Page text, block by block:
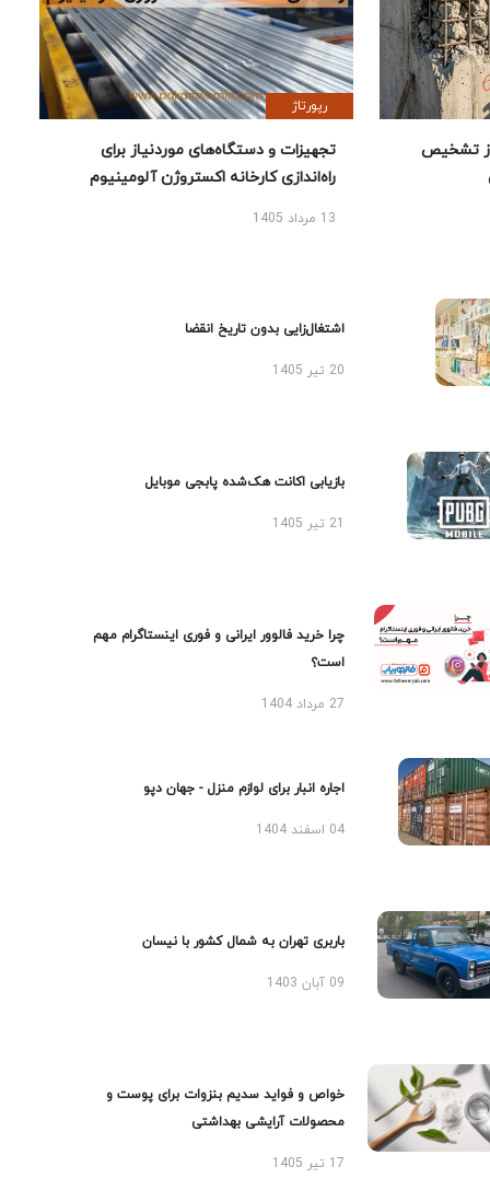
تشخیص
رپورتاژ
تجهیزات و دستگاه‌های موردنیاز برای
راه‌اندازی کارخانه اکستروژن آلومینیوم
13 مرداد 1405
اشتغال‌زایی بدون تاریخ انقضا
20 تیر 1405
بازیابی اکانت هک‌شده پابجی موبایل
چرا خرید فالوور ایرانی و فوری اینستاگرام مهم
است؟
27 مرداد 1404
اجاره انبار برای لوازم منزل - جهان دپو
04 اسفند 1404
باربری تهران به شمال کشور با نیسان
09 آبان 1403
خواص و فواید سدیم بنزوات برای پوست و
محصولات آرایشی بهداشتی
17 تیر 1405